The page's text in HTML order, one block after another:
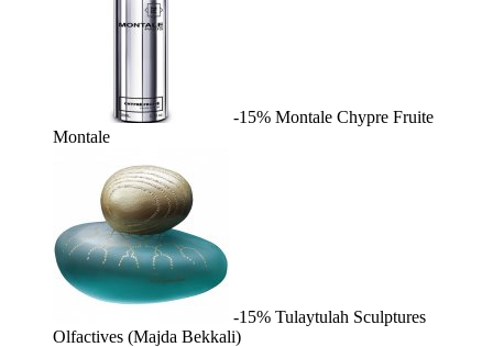
-15% Montale Chypre Fruite
Montale
-15% Tulaytulah Sculptures
Olfactives (Majda Bekkali)